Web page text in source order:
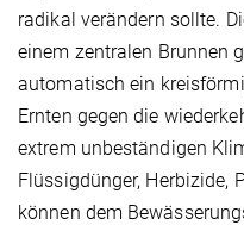
radikal verändern sollte.
einem zentralen Brunnen
automatisch ein
Ernten gegen die
extrem unbeständigen
Flüssigdünger, Herbizide,
können dem